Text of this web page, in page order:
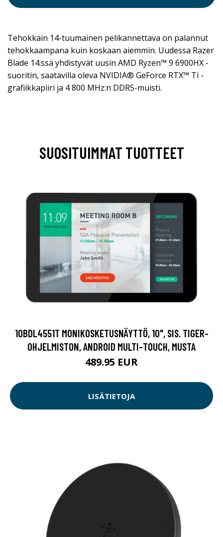
Tehokkain 14-tuumainen pelikannettava on palannut
tehokkaampana kuin koskaan aiemmin. Uudessa Razer
Blade 14:ssä yhdistyvät uusin AMD️ Ryzen™️ 9 6900HX -
suoritin, saatavilla oleva NVIDIA® GeForce RTX™ Ti -
grafiikkapiiri ja 4 800 MHz:n DDR5-muisti.
SUOSITUIMMAT TUOTTEET
10BDL4551T MONIKOSKETUSNÄYTTÖ, 10", SIS. TIGER-
OHJELMISTON, ANDROID MULTI-TOUCH, MUSTA
489.95 EUR
LISÄTIETOJA